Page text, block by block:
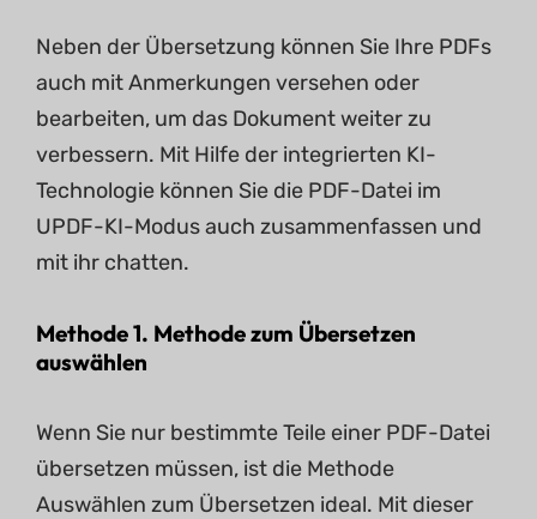
Neben der Übersetzung können Sie Ihre PDFs
auch mit Anmerkungen versehen oder
bearbeiten, um das Dokument weiter zu
verbessern. Mit Hilfe der integrierten KI-
Technologie können Sie die PDF-Datei im
UPDF-KI-Modus auch zusammenfassen und
mit ihr chatten.
Methode 1. Methode zum Übersetzen
auswählen
Wenn Sie nur bestimmte Teile einer PDF-Datei
übersetzen müssen, ist die Methode
Auswählen zum Übersetzen ideal. Mit dieser